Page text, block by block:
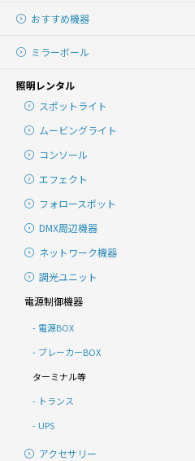
おすすめ機器
ミラーボール
照明レンタル
スポットライト
ムービングライト
コンソール
エフェクト
フォロースポット
DMX周辺機器
ネットワーク機器
調光ユニット
電源制御機器
電源BOX
ブレーカーBOX
ターミナル等
トランス
UPS
アクセサリー